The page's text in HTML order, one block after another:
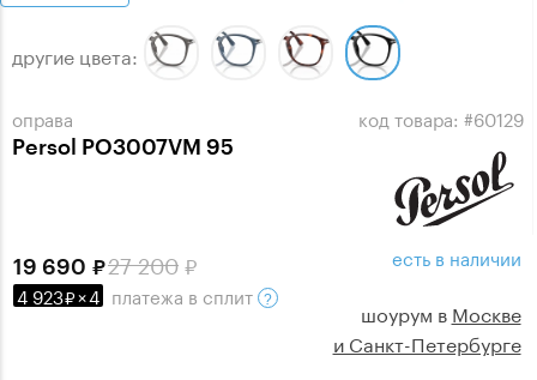
оправа
Persol PO3007VM 95
код товара: #60129
другие цвета:
27 200
19 690
4 923 ×4 платежа в сплит
есть в наличии
шоурум в Москве
и Санкт-Петербурге